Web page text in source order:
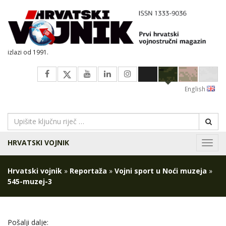
izlazi od 1991.
English
HRVATSKI VOJNIK
Hrvatski vojnik » Reportaža » Vojni sport u Noći muzeja »
545-muzej-3
Pošalji dalje: